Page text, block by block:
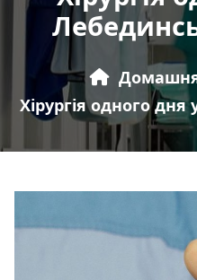
Хірургія одного дня